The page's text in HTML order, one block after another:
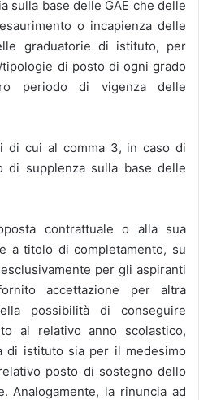
sulla base delle GAE che delle
o incapienza delle
graduatorie di istituto, per
di posto di ogni grado
periodo di vigenza delle
di cui al comma 3, in caso di
di supplenza sulla base delle
contrattuale o alla sua
a titolo di completamento, su
per gli aspiranti
accettazione per altra
possibilità di conseguire
al relativo anno scolastico,
di istituto sia per il medesimo
posto di sostegno dello
Analogamente, la rinuncia ad